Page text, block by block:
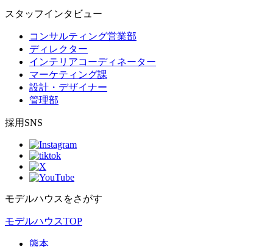
スタッフインタビュー
コンサルティング営業部
ディレクター
インテリアコーディネーター
マーケティング課
設計・デザイナー
管理部
採用SNS
モデルハウスをさがす
モデルハウスTOP
熊本